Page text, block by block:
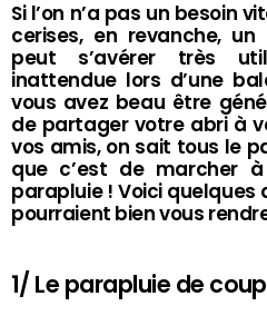
Si l’on n’a pas un besoin
cerises, en revanche,
peut s’avérer très
inattendue lors d’une
vous avez beau être
de partager votre abri à
vos amis, on sait tous le
que c’est de marcher
parapluie ! Voici quelques
pourraient bien vous
1/ Le parapluie de